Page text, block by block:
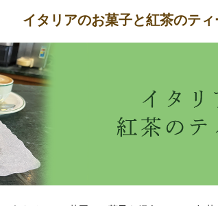
イタリアのお菓子と紅茶のテ